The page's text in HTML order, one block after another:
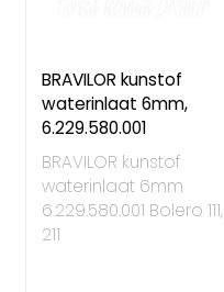
BRAVILOR kunstof
waterinlaat 6mm,
6.229.580.001
BRAVILOR kunstof
waterinlaat 6mm
6.229.580.001 Bolero 111,
211